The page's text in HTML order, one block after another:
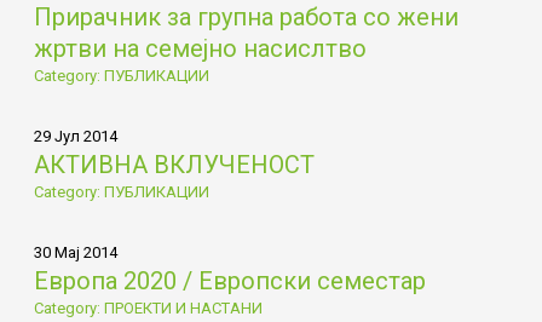
Прирачник за групна работа со жени
жртви на семејно насислтво
Category: ПУБЛИКАЦИИ
29 Јул 2014
АКТИВНА ВКЛУЧЕНОСТ
Category: ПУБЛИКАЦИИ
30 Мај 2014
Европа 2020 / Европски семестар
Category: ПРОЕКТИ И НАСТАНИ